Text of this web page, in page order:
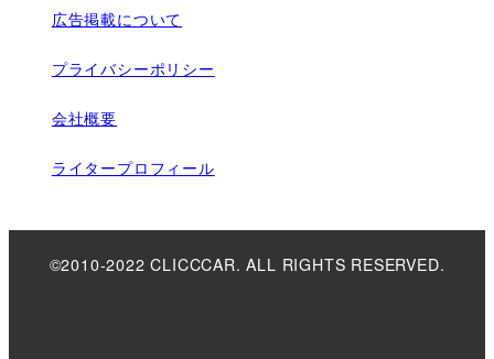
広告掲載について
プライバシーポリシー
会社概要
ライタープロフィール
©2010-2022 CLICCCAR. ALL RIGHTS RESERVED.